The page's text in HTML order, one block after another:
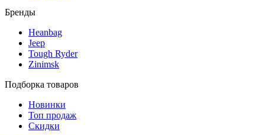
Бренды
Heanbag
Jeep
Tough Ryder
Zinimsk
Подборка товаров
Новинки
Топ продаж
Скидки